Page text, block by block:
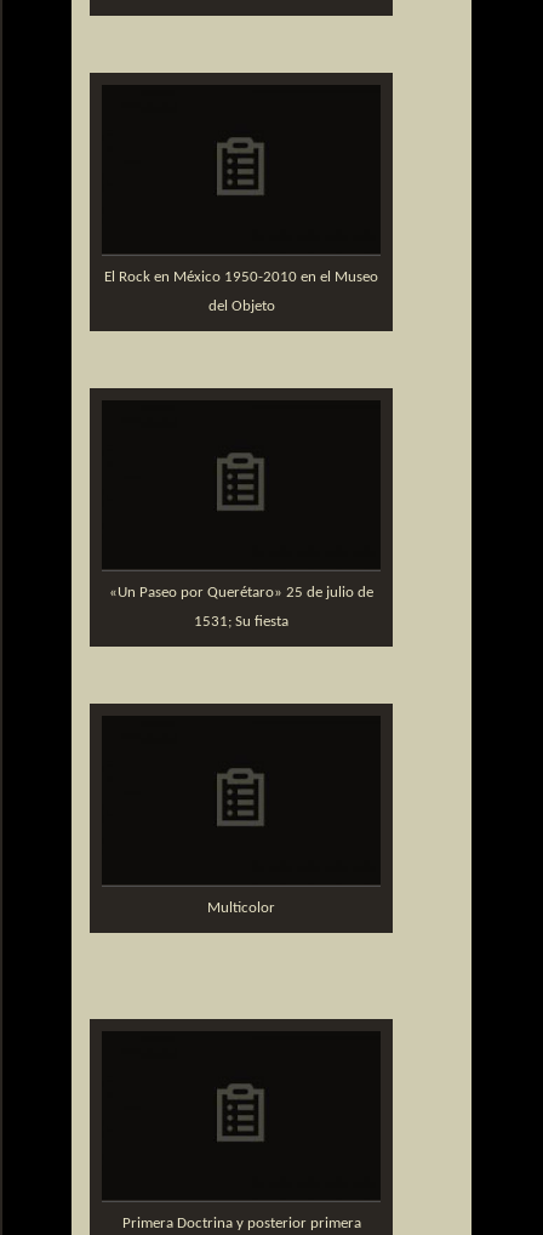
El Rock en México 1950-2010 en el Museo
del Objeto
«Un Paseo por Querétaro» 25 de julio de
1531; Su fiesta
Multicolor
Primera Doctrina y posterior primera